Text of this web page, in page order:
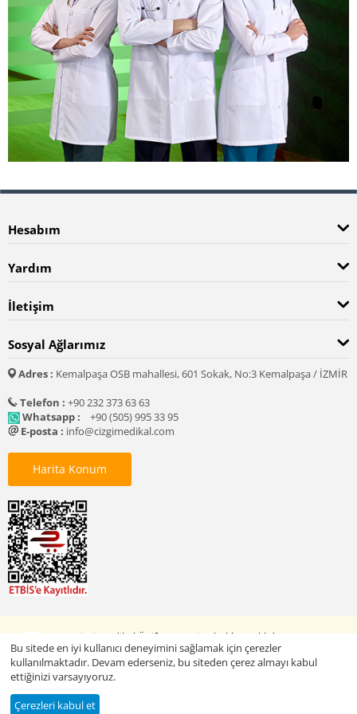
Hesabım
Yardım
İletişim
Sosyal Ağlarımız
Adres : Kemalpaşa OSB mahallesi, 601 Sokak, No:3 Kemalpaşa / İZMİR
Telefon : +90 232 373 63 63
Whatsapp :
+90 (505) 995 33 95
E-posta : info@cizgimedikal.com
Harita Konum
© 2005 - 2026 Çizgi Medikal Üniforma. Tüm hakları saklıdır.
Bu sitede en iyi kullanıcı deneyimini sağlamak için çerezler
kullanılmaktadır. Devam ederseniz, bu siteden çerez almayı kabul
ettiğinizi varsayıyoruz.
Çerezleri kabul et